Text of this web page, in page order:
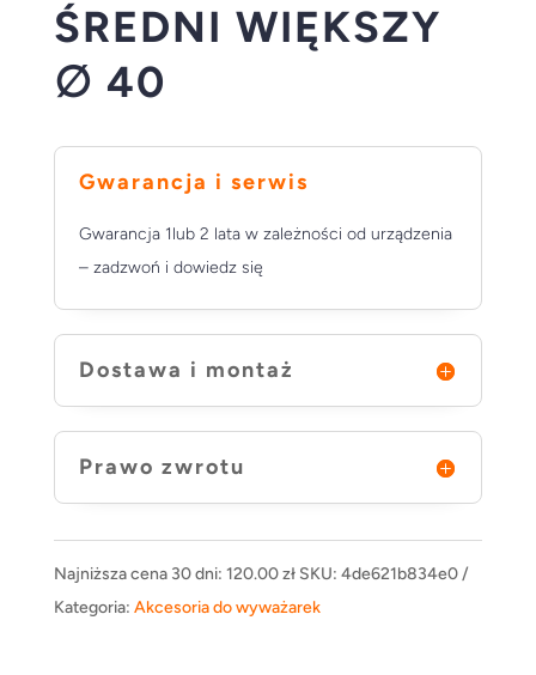
ŚREDNI WIĘKSZY
∅ 40
Gwarancja i serwis
Gwarancja 1lub 2 lata w zależności od urządzenia
– zadzwoń i dowiedz się
Dostawa i montaż
Prawo zwrotu
Najniższa cena 30 dni: 120.00zł SKU: 4de621b834e0
Kategoria: Akcesoria do wyważarek